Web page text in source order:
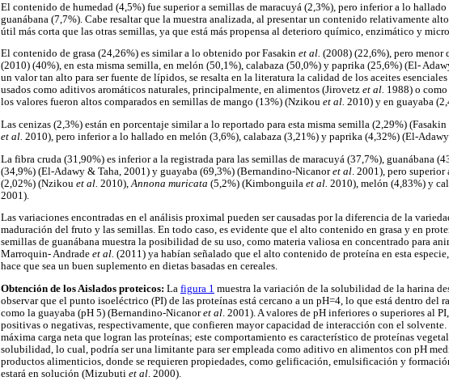
El contenido de humedad (4,5%) fue superior a semillas de maracuyá (2,3%), pero inferior a lo
guanábana (7,7%). Cabe resaltar que la muestra analizada, al presentar un contenido relativamente
útil más corta que las otras semillas, ya que está más propensa al deterioro químico, enzimático y
El contenido de grasa (24,26%) es similar a lo obtenido por Fasakin et al. (2008) (22,6%), pero
(2010) (40%), en esta misma semilla, en melón (50,1%), calabaza (50,0%) y paprika (25,6%) (El-
un valor tan alto para ser fuente de lípidos, se resalta en la literatura la calidad de los aceites
usados como aditivos aromáticos naturales, principalmente, en alimentos (Jirovetz et al. 1988) o
los valores fueron altos comparados en semillas de mango (13%) (Nzikou et al. 2010) y en guayaba
Las cenizas (2,3%) están en porcentaje similar a lo reportado para esta misma semilla (2,29%) (Fasakin
et al. 2010), pero inferior a lo hallado en melón (3,6%), calabaza (3,21%) y paprika (4,32%) (El-
La fibra cruda (31,90%) es inferior a la registrada para las semillas de maracuyá (37,7%), guanábana
(34,9%) (El-Adawy & Taha, 2001) y guayaba (69,3%) (Bernandino-Nicanoret al . 2001), pero
(2,02%) (Nzikou et al. 2010), Annona muricata (5,2%) (Kimbonguila et al. 2010), melón (4,83%) y
2001).
Las variaciones encontradas en el análisis proximal pueden ser causadas por la diferencia de la
maduración del fruto y las semillas. En todo caso, es evidente que el alto contenido en grasa y en
semillas de guanábana muestra la posibilidad de su uso, como materia valiosa en concentrado para
Marroquin- Andrade et al. (2011) ya habían señalado que el alto contenido de proteína en esta
hace que sea un buen suplemento en dietas basadas en cereales.
Obtención de los Aislados proteicos: La figura 1 muestra la variación de la solubilidad de la harina
observar que el punto isoeléctrico (PI) de las proteínas está cercano a un pH=4, lo que está dentro del
como la guayaba (pH 5) (Bernandino-Nicanoret al . 2001). A valores de pH inferiores o superiores al
positivas o negativas, respectivamente, que confieren mayor capacidad de interacción con el
máxima carga neta que logran las proteínas; este comportamiento es característico de proteínas
solubilidad, lo cual, podría ser una limitante para ser empleada como aditivo en alimentos con pH
productos alimenticios, donde se requieren propiedades, como gelificación, emulsificación y
estará en solución (Mizubuti et al . 2000).